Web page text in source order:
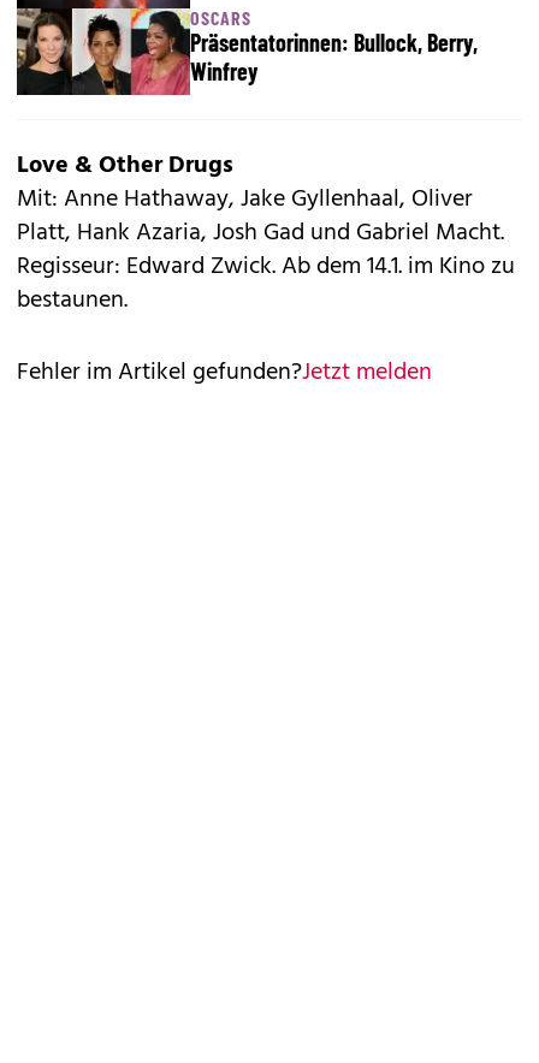
OSCARS
Präsentatorinnen: Bullock, Berry,
Winfrey
Love & Other Drugs
Mit: Anne Hathaway, Jake Gyllenhaal, Oliver
Platt, Hank Azaria, Josh Gad und Gabriel Macht.
Regisseur: Edward Zwick. Ab dem 14.1. im Kino zu
bestaunen.
Fehler im Artikel gefunden?Jetzt melden